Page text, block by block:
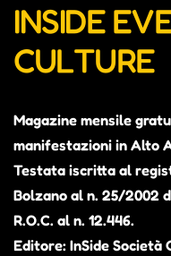
INSIDE
CULTURE
Magazine mensile
manifestazioni in Alto
Testata iscritta al
Bolzano al n. 25/2002
R.O.C. al n. 12.446.
Editore: InSide Società